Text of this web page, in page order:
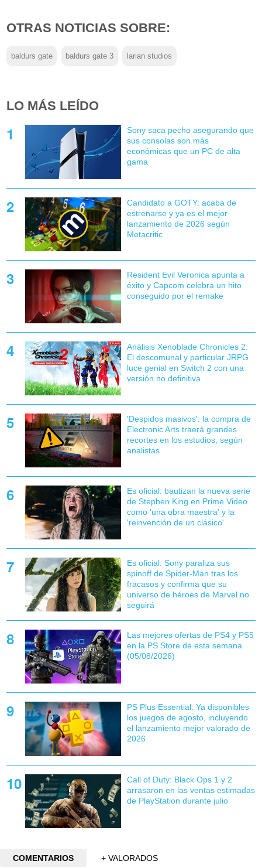
OTRAS NOTICIAS SOBRE:
baldurs gate baldurs gate 3 larian studios
LO MÁS LEÍDO
Sony saca pecho asegurando que
sus consolas son más
económicas que un PC de alta
gama
Candidato a GOTY: acaba de
estrenarse y ya es el mejor
lanzamiento de 2026 según
Metacritic
Resident Evil Veronica apunta a
éxito y Capcom celebra un hito
conseguido por el remake
Análisis Xenoblade Chronicles 2:
El descomunal y particular JRPG
luce genial en Switch 2 con una
versión no definitiva
'Despidos masivos': la compra de
Electronic Arts traerá grandes
recortes en los estudios, según
analistas
Es oficial: bautizan la nueva serie
de Stephen King en Prime Video
como 'una obra maestra' y la
'reinvención de un clásico'
Es oficial: Sony paraliza sus
spinoff de Spider-Man tras los
fracasos y confirma que su
universo de héroes de Marvel no
seguirá
Las mejores ofertas de PS4 y PS5
en la PS Store de esta semana
(05/08/2026)
PS Plus Essential: Ya disponibles
los juegos de agosto, incluyendo
el lanzamiento mejor valorado de
2026
Call of Duty: Black Ops 1 y 2
arrasaron en las ventas estimadas
de PlayStation durante julio
COMENTARIOS
+ VALORADOS